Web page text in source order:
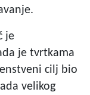
je
je tvrtkama
cilj bio
velikog